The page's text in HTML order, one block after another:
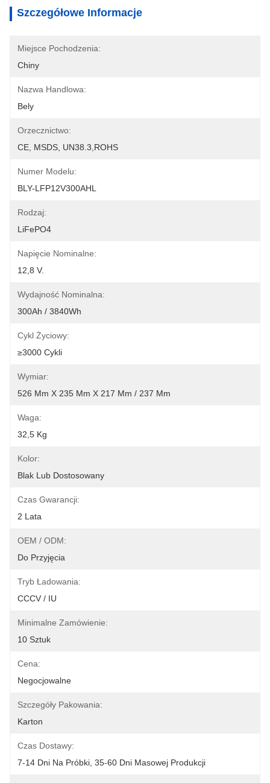
Szczegółowe Informacje
Miejsce Pochodzenia:
Chiny
Nazwa Handlowa:
Bely
Orzecznictwo:
CE, MSDS, UN38.3,ROHS
Numer Modelu:
BLY-LFP12V300AHL
Rodzaj:
LiFePO4
Napięcie Nominalne:
12,8 V.
Wydajność Nominalna:
300Ah / 3840Wh
Cykl Życiowy:
≥3000 Cykli
Wymiar:
526 Mm X 235 Mm X 217 Mm / 237 Mm
Waga:
32,5 Kg
Kolor:
Blak Lub Dostosowany
Czas Gwarancji:
2 Lata
OEM / ODM:
Do Przyjęcia
Tryb Ładowania:
CCCV / IU
Minimalne Zamówienie:
10 Sztuk
Cena:
Negocjowalne
Szczegóły Pakowania:
Karton
Czas Dostawy:
7-14 Dni Na Próbki, 35-60 Dni Masowej Produkcji